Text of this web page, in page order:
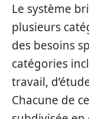
Le système
plusieurs
des besoins
catégories
travail,
Chacune de